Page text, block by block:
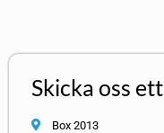
Skicka oss
Box 2013